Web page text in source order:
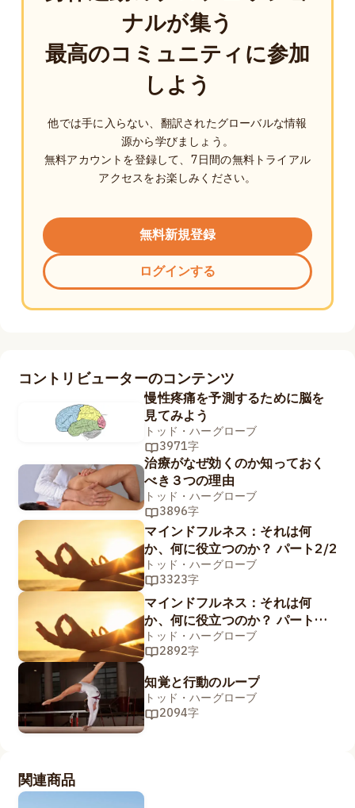
ナルが集う
最高のコミュニティに参加
しよう
他では手に入らない、翻訳されたグローバルな情報
源から学びましょう。
無料アカウントを登録して、7日間の無料トライアル
アクセスをお楽しみください。
無料新規登録
ログインする
コントリビューターのコンテンツ
慢性疼痛を予測するために脳を
見てみよう
トッド・ハーグローブ
3971字
治療がなぜ効くのか知っておく
べき３つの理由
トッド・ハーグローブ
3896字
マインドフルネス：それは何
か、何に役立つのか？ パート2/2
トッド・ハーグローブ
3323字
マインドフルネス：それは何
か、何に役立つのか？ パート
1/2
トッド・ハーグローブ
2892字
知覚と行動のループ
トッド・ハーグローブ
2094字
関連商品